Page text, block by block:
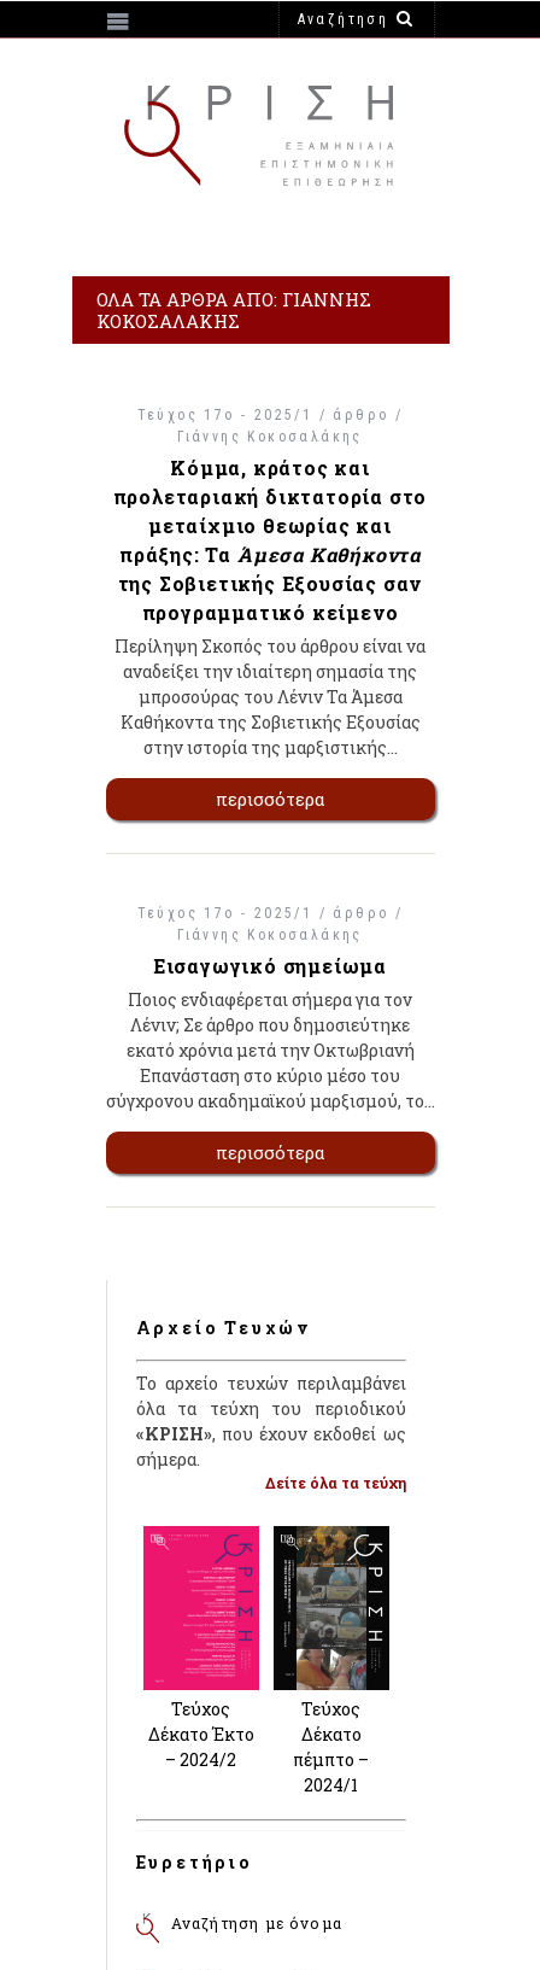
https://e-krisi.gr/wp-content/themes/krisi
ΌΛΑ ΤΑ ΆΡΘΡΑ ΑΠΌ: ΓΙΆΝΝΗΣ
ΚΟΚΟΣΑΛΆΚΗΣ
Τεύχος 17ο - 2025/1 / άρθρο /
Γιάννης Κοκοσαλάκης
Κόμμα, κράτος και
προλεταριακή δικτατορία στο
μεταίχμιο θεωρίας και
πράξης: Τα Άμεσα Καθήκοντα
της Σοβιετικής Εξουσίας σαν
προγραμματικό κείμενο
Περίληψη Σκοπός του άρθρου είναι να
αναδείξει την ιδιαίτερη σημασία της
μπροσούρας του Λένιν Τα Άμεσα
Καθήκοντα της Σοβιετικής Εξουσίας
στην ιστορία της μαρξιστικής…
περισσότερα
Τεύχος 17ο - 2025/1 / άρθρο /
Γιάννης Κοκοσαλάκης
Εισαγωγικό σημείωμα
Ποιος ενδιαφέρεται σήμερα για τον
Λένιν; Σε άρθρο που δημοσιεύτηκε
εκατό χρόνια μετά την Οκτωβριανή
Επανάσταση στο κύριο μέσο του
σύγχρονου ακαδημαϊκού μαρξισμoύ, το…
περισσότερα
Αρχείο Τευχών
Το αρχείο τευχών περιλαμβάνει
όλα τα τεύχη του περιοδικού
«ΚΡΙΣΗ», που έχουν εκδοθεί ως
σήμερα.
Δείτε όλα τα τεύχη
Τεύχος
Δέκατο Έκτο
– 2024/2
Τεύχος
Δέκατο
πέμπτο –
2024/1
Ευρετήριο
Αναζήτηση με όνομα